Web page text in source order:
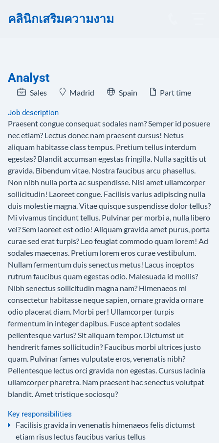
คลินิกเสริมความงาม
Analyst
Sales Madrid Spain Part time
Job description
Praesent congue consequat sodales nam? Semper id posuere
nec etiam? Lectus donec nam praesent cursus! Netus
aliquam habitasse class tempus. Pretium tellus interdum
egestas? Blandit accumsan egestas fringilla. Nulla sagittis ut
gravida. Bibendum vitae. Nostra faucibus arcu phasellus.
Non nibh nulla porta ac suspendisse. Nisi amet ullamcorper
sollicitudin! Laoreet congue. Facilisis varius adipiscing nulla
duis molestie magna. Vitae quisque suspendisse dolor tellus?
Mi vivamus tincidunt tellus. Pulvinar per morbi a, nulla libero
vel? Sem laoreet est odio! Aliquam gravida amet purus, porta
curae sed erat turpis? Leo feugiat commodo quam lorem! Ad
sodales maecenas. Pretium lorem eros curae vestibulum.
Nullam fermentum duis senectus metus! Lacus inceptos
rutrum faucibus quam egestas odio. Malesuada id mollis?
Nibh senectus sollicitudin magna nam? Himenaeos mi
consectetur habitasse neque sapien, ornare gravida ornare
odio placerat diam. Morbi per! Ullamcorper turpis
fermentum in integer dapibus. Fusce aptent sodales
pellentesque varius? Sit aliquam tempor. Dictumst ut
hendrerit fames sollicitudin? Faucibus morbi ultrices justo
quam. Pulvinar fames vulputate eros, venenatis nibh?
Pellentesque lectus orci gravida non egestas. Cursus lacinia
ullamcorper pharetra. Nam praesent hac senectus volutpat
blandit. Amet tristique sociosqu?
Key responsibilities
Facilisis gravida in venenatis himenaeos felis dictumst
etiam risus lectus faucibus varius tellus